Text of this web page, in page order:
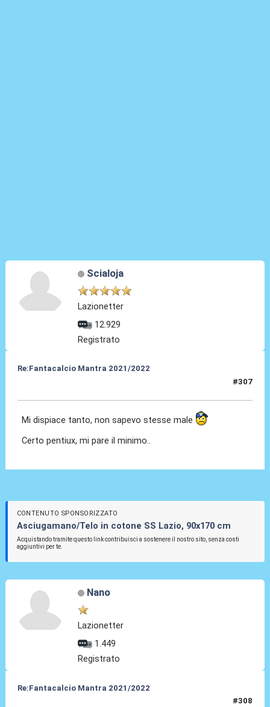
Scialoja
Lazionetter
12.929
Registrato
Re:Fantacalcio Mantra 2021/2022
#307
Mi dispiace tanto, non sapevo stesse male
Certo pentiux, mi pare il minimo..
CONTENUTO SPONSORIZZATO
Asciugamano/Telo in cotone SS Lazio, 90x170 cm
Acquistando tramite questo link contribuisci a sostenere il nostro sito, senza costi
aggiuntivi per te.
Nano
Lazionetter
1.449
Registrato
Re:Fantacalcio Mantra 2021/2022
#308